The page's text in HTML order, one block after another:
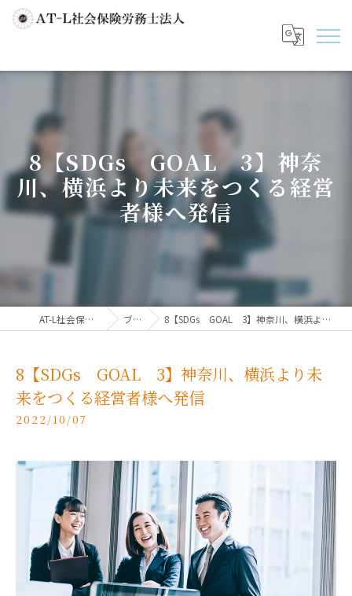
8【SDGs GOAL 3】神奈
川、横浜より未来をつくる経営
者様へ発信
AT-L社会保険労務士法人 ブログ 8【SDGs GOAL 3】神奈川、横浜より未来をつくる経営者様へ発信
8【SDGs GOAL 3】神奈川、横浜より未
来をつくる経営者様へ発信
2022/10/07